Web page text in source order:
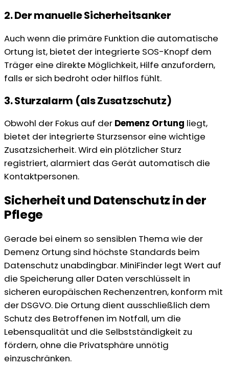
2. Der manuelle Sicherheitsanker
Auch wenn die primäre Funktion die automatische
Ortung ist, bietet der integrierte SOS-Knopf dem
Träger eine direkte Möglichkeit, Hilfe anzufordern,
falls er sich bedroht oder hilflos fühlt.
3. Sturzalarm (als Zusatzschutz)
Obwohl der Fokus auf der Demenz Ortung liegt,
bietet der integrierte Sturzsensor eine wichtige
Zusatzsicherheit. Wird ein plötzlicher Sturz
registriert, alarmiert das Gerät automatisch die
Kontaktpersonen.
Sicherheit und Datenschutz in der
Pflege
Gerade bei einem so sensiblen Thema wie der
Demenz Ortung sind höchste Standards beim
Datenschutz unabdingbar. MiniFinder legt Wert auf
die Speicherung aller Daten verschlüsselt in
sicheren europäischen Rechenzentren, konform mit
der DSGVO. Die Ortung dient ausschließlich dem
Schutz des Betroffenen im Notfall, um die
Lebensqualität und die Selbstständigkeit zu
fördern, ohne die Privatsphäre unnötig
einzuschränken.